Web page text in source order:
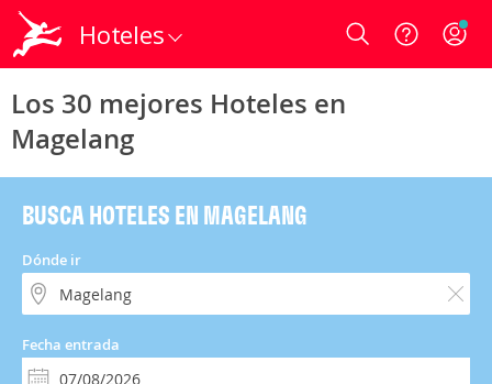
Hoteles Login
Los 30 mejores Hoteles en
Magelang
BUSCA HOTELES EN MAGELANG
Dónde ir
Fecha entrada